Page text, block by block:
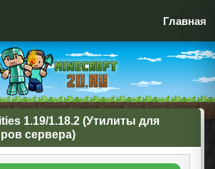
Главная
1.19/1.18.2 (Утилиты для
сервера)